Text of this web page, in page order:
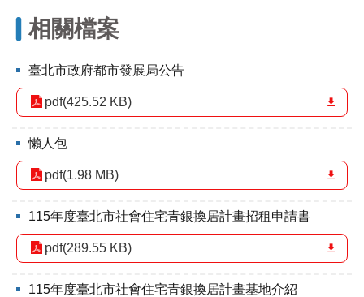
相關檔案
臺北市政府都市發展局公告
pdf(425.52 KB)
懶人包
pdf(1.98 MB)
115年度臺北市社會住宅青銀換居計畫招租申請書
pdf(289.55 KB)
115年度臺北市社會住宅青銀換居計畫基地介紹